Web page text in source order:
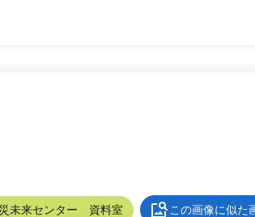
未来センター 資料室 この画像に似た